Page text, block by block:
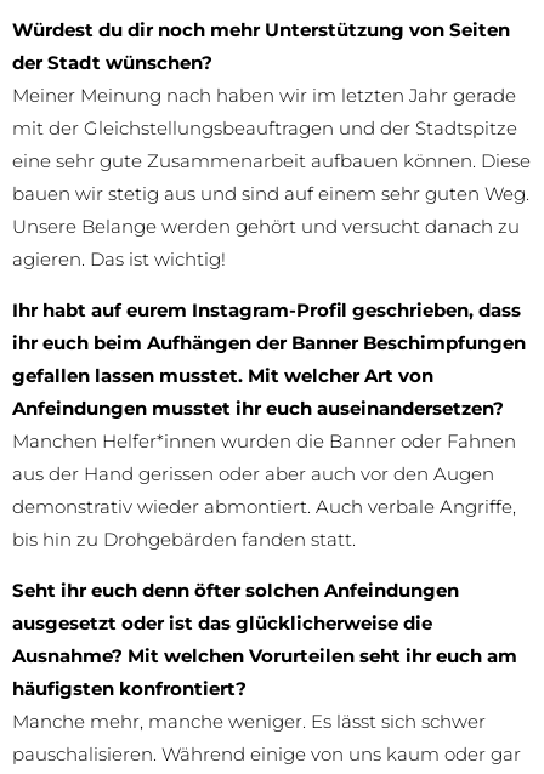
Würdest du dir noch mehr Unterstützung von Seiten
der Stadt wünschen?
Meiner Meinung nach haben wir im letzten Jahr gerade
mit der Gleichstellungsbeauftragen und der Stadtspitze
eine sehr gute Zusammenarbeit aufbauen können. Diese
bauen wir stetig aus und sind auf einem sehr guten Weg.
Unsere Belange werden gehört und versucht danach zu
agieren. Das ist wichtig!
Ihr habt auf eurem Instagram-Profil geschrieben, dass
ihr euch beim Aufhängen der Banner Beschimpfungen
gefallen lassen musstet. Mit welcher Art von
Anfeindungen musstet ihr euch auseinandersetzen?
Manchen Helfer*innen wurden die Banner oder Fahnen
aus der Hand gerissen oder aber auch vor den Augen
demonstrativ wieder abmontiert. Auch verbale Angriffe,
bis hin zu Drohgebärden fanden statt.
Seht ihr euch denn öfter solchen Anfeindungen
ausgesetzt oder ist das glücklicherweise die
Ausnahme? Mit welchen Vorurteilen seht ihr euch am
häufigsten konfrontiert?
Manche mehr, manche weniger. Es lässt sich schwer
pauschalisieren. Während einige von uns kaum oder gar